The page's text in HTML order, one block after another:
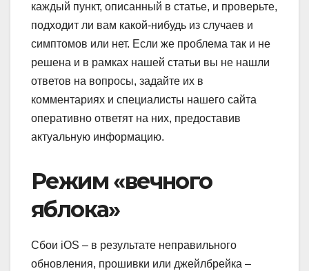
каждый пункт, описанный в статье, и проверьте,
подходит ли вам какой-нибудь из случаев и
симптомов или нет. Если же проблема так и не
решена и в рамках нашей статьи вы не нашли
ответов на вопросы, задайте их в
комментариях и специалисты нашего сайта
оперативно ответят на них, предоставив
актуальную информацию.
Режим «вечного
яблока»
Сбои iOS – в результате неправильного
обновления, прошивки или джейлбрейка –